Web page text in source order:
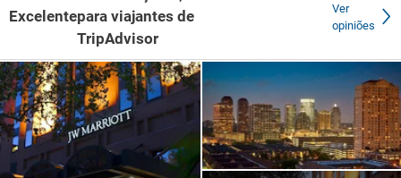
Excelente
Ver
opiniões